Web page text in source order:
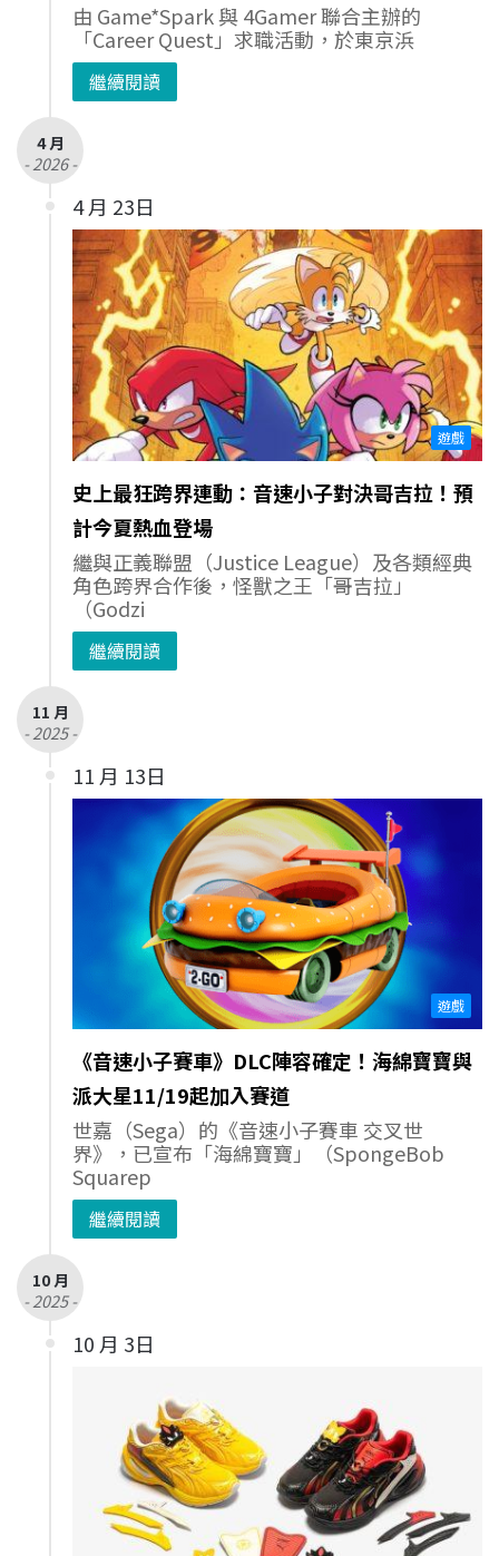
由 Game*Spark 與 4Gamer 聯合主辦的
「Career Quest」求職活動，於東京浜
繼續閱讀
4 月
- 2026 -
4 月 23日
遊戲
史上最狂跨界連動：音速小子對決哥吉拉！預
計今夏熱血登場
繼與正義聯盟（Justice League）及各類經典
角色跨界合作後，怪獸之王「哥吉拉」
（Godzi
繼續閱讀
11 月
- 2025 -
11 月 13日
遊戲
《音速小子賽車》DLC陣容確定！海綿寶寶與
派大星11/19起加入賽道
世嘉（Sega）的《音速小子賽車 交叉世
界》，已宣布「海綿寶寶」（SpongeBob
Squarep
繼續閱讀
10 月
- 2025 -
10 月 3日